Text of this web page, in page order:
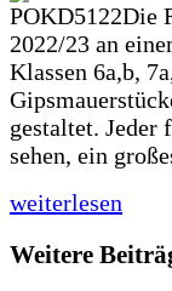
Die
2022/23 an
Klassen 6a,b,
gestaltet. Jeder
sehen, ein
weiterlesen
Weitere